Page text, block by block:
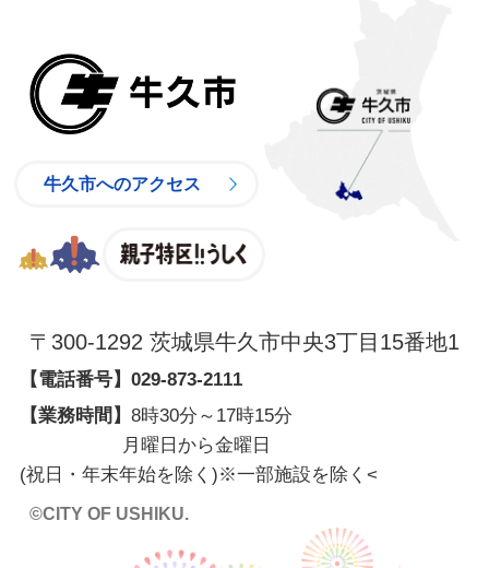
牛久市へのアクセス
〒300-1292 茨城県牛久市中央3丁目15番地1
【電話番号】 029-873-2111
【業務時間】 8時30分～17時15分
月曜日から金曜日
(祝日・年末年始を除く)※一部施設を除く <
©CITY OF USHIKU.